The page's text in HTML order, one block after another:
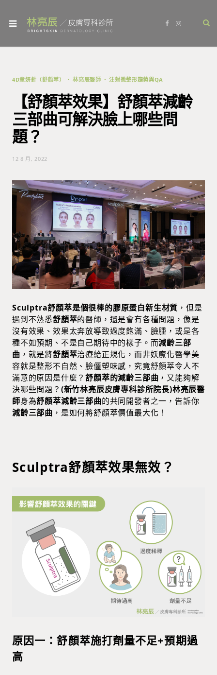
b
I
a
4D童妍針（舒顏萃） 林亮辰醫師 注射微整形趨勢與QA
【舒顏萃效果】舒顏萃減齡
三部曲可解決臉上哪些問
題？
12 8 月, 2022
Sculptra舒顏萃是個很棒的膠原蛋白新生材質 ，但是
遇到不熟悉舒顏萃的醫師，還是會有各種問題，像是
沒有效果、效果太奔放導致過度飽滿、臉腫，或是各
種不如預期、不是自己期待中的樣子。而減齡三部
曲 ，就是將舒顏萃治療給正規化，而非妖魔化醫學美
容就是整形不自然、臉僵塑味感，究竟舒顏萃令人不
滿意的原因是什麼？舒顏萃的減齡三部曲 ，又能夠解
決哪些問題？ (新竹林亮辰皮膚專科診所院長)林亮辰醫
師身為舒顏萃減齡三部曲的共同開發者之一，告訴你
減齡三部曲 ，是如何將舒顏萃價值最大化！
Sculptra舒顏萃效果無效？
原因一：舒顏萃施打劑量不足+預期過
高